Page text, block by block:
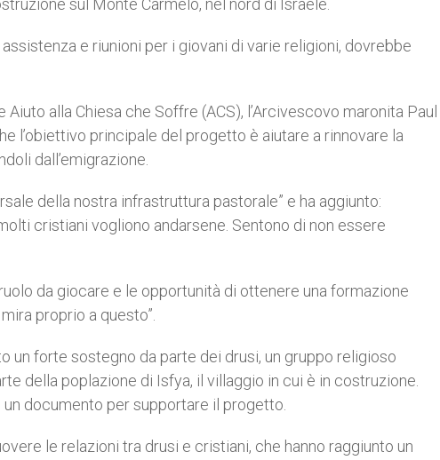
sul Monte Carmelo, nel nord di Israele.
e riunioni per i giovani di varie religioni, dovrebbe
alla Chiesa che Soffre (ACS), l’Arcivescovo maronita Paul
l’obiettivo principale del progetto è aiutare a rinnovare la
dall’emigrazione.
della nostra infrastruttura pastorale” e ha aggiunto:
cristiani vogliono andarsene. Sentono di non essere
da giocare e le opportunità di ottenere una formazione
proprio a questo”.
un forte sostegno da parte dei drusi, un gruppo religioso
della poplazione di Isfya, il villaggio in cui è in costruzione.
documento per supportare il progetto.
le relazioni tra drusi e cristiani, che hanno raggiunto un